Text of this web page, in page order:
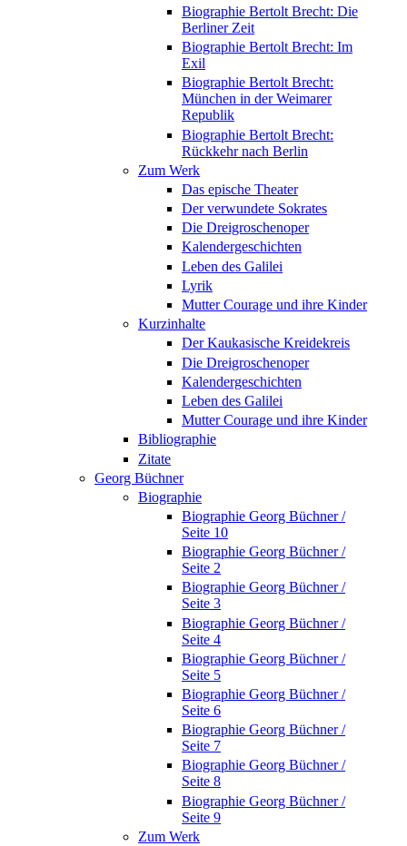
Biographie Bertolt Brecht: Die
Berliner Zeit
Biographie Bertolt Brecht: Im
Exil
Biographie Bertolt Brecht:
München in der Weimarer
Republik
Biographie Bertolt Brecht:
Rückkehr nach Berlin
Zum Werk
Das epische Theater
Der verwundete Sokrates
Die Dreigroschenoper
Kalendergeschichten
Leben des Galilei
Lyrik
Mutter Courage und ihre Kinder
Kurzinhalte
Der Kaukasische Kreidekreis
Die Dreigroschenoper
Kalendergeschichten
Leben des Galilei
Mutter Courage und ihre Kinder
Bibliographie
Zitate
Georg Büchner
Biographie
Biographie Georg Büchner /
Seite 10
Biographie Georg Büchner /
Seite 2
Biographie Georg Büchner /
Seite 3
Biographie Georg Büchner /
Seite 4
Biographie Georg Büchner /
Seite 5
Biographie Georg Büchner /
Seite 6
Biographie Georg Büchner /
Seite 7
Biographie Georg Büchner /
Seite 8
Biographie Georg Büchner /
Seite 9
Zum Werk